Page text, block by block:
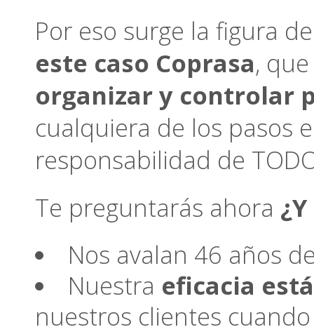
Por eso surge la figura
este caso Coprasa,
organizar y controlar
cualquiera de los pasos
responsabilidad de
Te preguntarás ahora
Nos avalan 46 años
Nuestra eficacia
nuestros clientes